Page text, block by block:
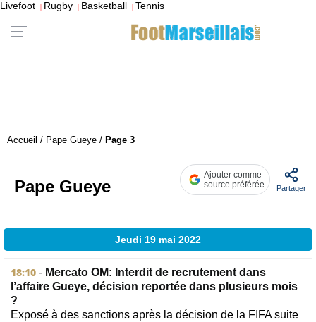
Livefoot | Rugby | Basketball | Tennis
Accueil / Pape Gueye / Page 3
Pape Gueye
Ajouter comme
source préférée
Partager
Jeudi 19 mai 2022
18:10 - Mercato OM: Interdit de recrutement dans
l’affaire Gueye, décision reportée dans plusieurs mois
?
Exposé à des sanctions après la décision de la FIFA suite